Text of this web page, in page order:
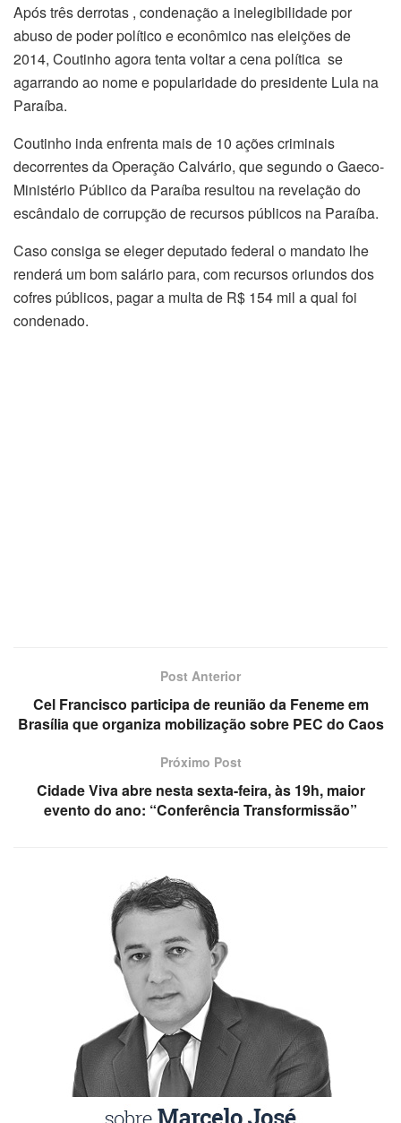
Após três derrotas , condenação a inelegibilidade por
abuso de poder político e econômico nas eleições de
2014, Coutinho agora tenta voltar a cena política se
agarrando ao nome e popularidade do presidente Lula na
Paraíba.
Coutinho inda enfrenta mais de 10 ações criminais
decorrentes da Operação Calvário, que segundo o Gaeco-
Ministério Público da Paraíba resultou na revelação do
escândalo de corrupção de recursos públicos na Paraíba.
Caso consiga se eleger deputado federal o mandato lhe
renderá um bom salário para, com recursos oriundos dos
cofres públicos, pagar a multa de R$ 154 mil a qual foi
condenado.
Post Anterior
Cel Francisco participa de reunião da Feneme em
Brasília que organiza mobilização sobre PEC do Caos
Próximo Post
Cidade Viva abre nesta sexta-feira, às 19h, maior
evento do ano: “Conferência Transformissão”